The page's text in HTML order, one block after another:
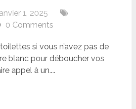
1, 2025
0 Comments
si vous n’avez pas de
blanc pour déboucher vos
appel à un....